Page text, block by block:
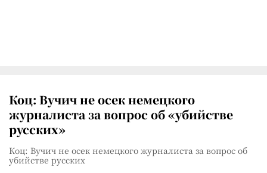
Коц: Вучич не осек немецкого
журналиста за вопрос об «убийстве
русских»
Коц: Вучич не осек немецкого журналиста за вопрос об
убийстве русских